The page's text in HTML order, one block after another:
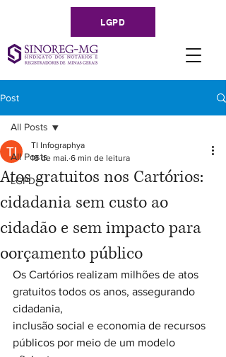
LGPD
Post
All Posts
LGPD
All Posts
Atos gratuitos nos Cartórios:
cidadania sem custo ao
cidadão e sem impacto para
oorçamento público
TI Infographya
18 de mai. 6 min de leitura
Os Cartórios realizam milhões de atos
gratuitos todos os anos, assegurando
cidadania,
inclusão social e economia de recursos
públicos por meio de um modelo